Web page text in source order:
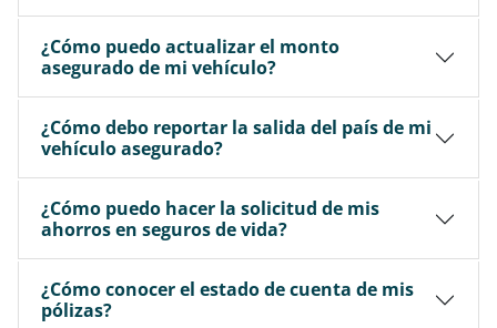
¿Cómo puedo actualizar el monto
asegurado de mi vehículo?
¿Cómo debo reportar la salida del país de mi
vehículo asegurado?
¿Cómo puedo hacer la solicitud de mis
ahorros en seguros de vida?
¿Cómo conocer el estado de cuenta de mis
pólizas?